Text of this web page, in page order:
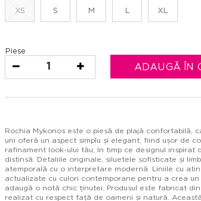
XS S M L XL
Piese
1 ADAUGĂ ÎN
Rochia Mykonos este o piesă de plajă confortabilă,
uni oferă un aspect simplu și elegant, fiind ușor de
rafinament look-ului tău, în timp ce designul
distinsă. Detaliile originale, siluetele sofisticate și
atemporală cu o interpretare modernă. Liniile cu
actualizate cu culori contemporane pentru a crea
adaugă o notă chic ținutei. Produsul este fabricat
realizat cu respect față de oameni și natură.